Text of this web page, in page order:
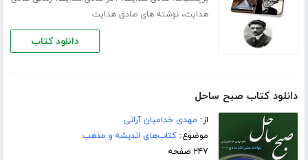
هدایت،نوشته های صادق هدایت
دانلود کتاب
دانلود کتاب صبح ساحل
از: مهدی خدامیان آرانی
موضوع:کتاب‌های اندیشه و مذهب
۲۴۷ صفحه